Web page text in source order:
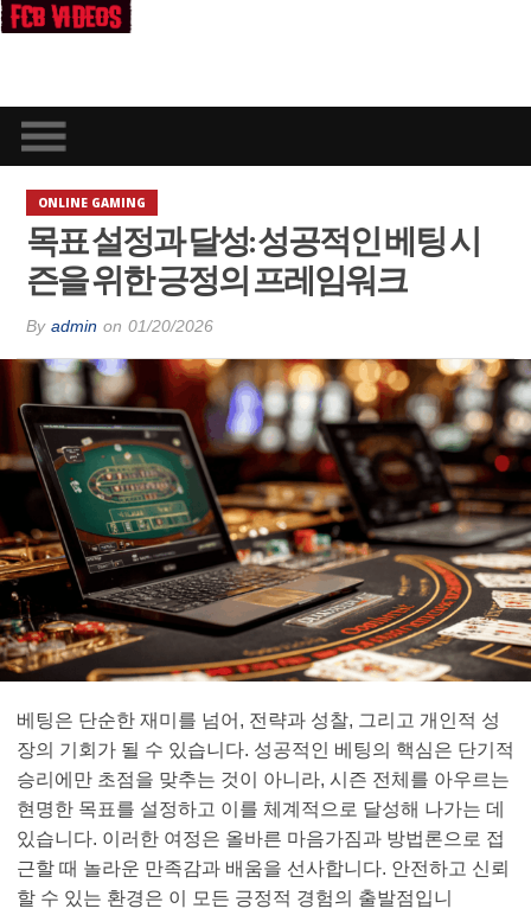
ONLINE GAMING
목표 설정과 달성: 성공적인 베팅 시
즌을 위한 긍정의 프레임워크
By admin on 01/20/2026
베팅은 단순한 재미를 넘어, 전략과 성찰, 그리고 개인적 성
장의 기회가 될 수 있습니다. 성공적인 베팅의 핵심은 단기적
승리에만 초점을 맞추는 것이 아니라, 시즌 전체를 아우르는
현명한 목표를 설정하고 이를 체계적으로 달성해 나가는 데
있습니다. 이러한 여정은 올바른 마음가짐과 방법론으로 접
근할 때 놀라운 만족감과 배움을 선사합니다. 안전하고 신뢰
할 수 있는 환경은 이 모든 긍정적 경험의 출발점입니